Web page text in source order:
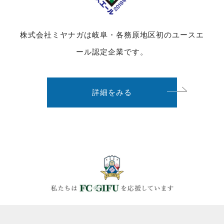
株式会社ミヤナガは岐阜・各務原地区初のユースエ
ール認定企業です。
詳細をみる